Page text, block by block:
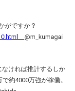
がですか？
@m_kumagai
なければ推計するしか
約4000万強が稼働。